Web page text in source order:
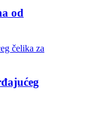
od